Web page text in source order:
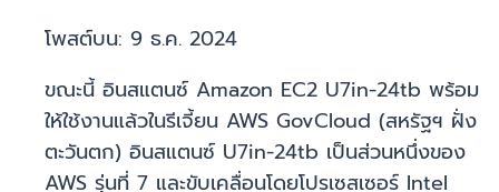
โพสต์บน: 9 ธ.ค. 2024
ขณะนี้ อินสแตนซ์ Amazon EC2 U7in-24tb พร้อม
ให้ใช้งานแล้วในรีเจี้ยน AWS GovCloud (สหรัฐฯ ฝั่ง
ตะวันตก) อินสแตนซ์ U7in-24tb เป็นส่วนหนึ่งของ
AWS รุ่นที่ 7 และขับเคลื่อนโดยโปรเซสเซอร์ Intel